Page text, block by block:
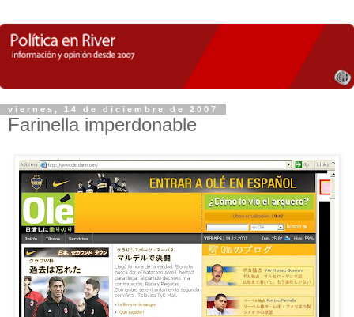
viernes, 14 de diciembre de 2007
Farinella imperdonable